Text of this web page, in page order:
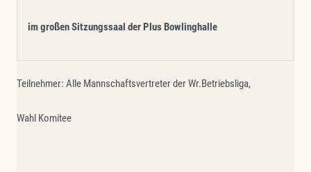
im großen Sitzungssaal der Plus Bowlinghalle
Teilnehmer: Alle Mannschaftsvertreter der Wr.Betriebsliga,
Wahl Komitee